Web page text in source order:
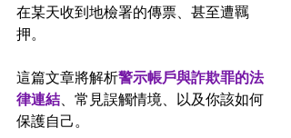
在某天收到地檢署的傳票、甚至遭羈
押。
這篇文章將解析警示帳戶與詐欺罪的法
律連結、常見誤觸情境、以及你該如何
保護自己。